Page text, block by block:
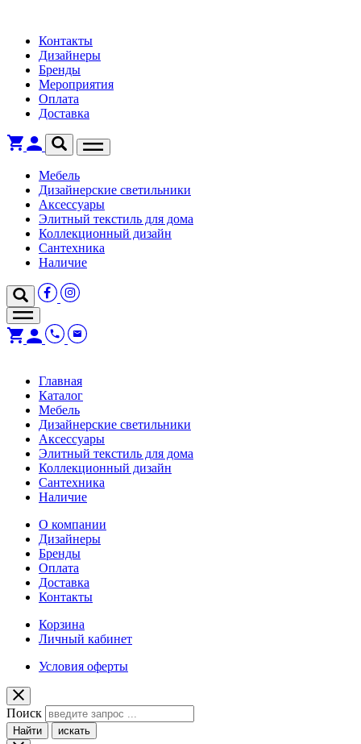
Контакты
Дизайнеры
Бренды
Мероприятия
Оплата
Доставка
Мебель
Дизайнерские светильники
Аксессуары
Элитный текстиль для дома
Коллекционный дизайн
Сантехника
Наличие
Главная
Каталог
Мебель
Дизайнерские светильники
Аксессуары
Элитный текстиль для дома
Коллекционный дизайн
Сантехника
Наличие
О компании
Дизайнеры
Бренды
Оплата
Доставка
Контакты
Корзина
Личный кабинет
Условия оферты
Поиск
Найти искать